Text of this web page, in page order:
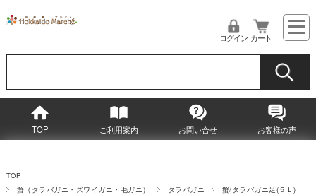
ログイン カート
TOP ご利用案内 お問い合せ お客様の声
TOP
蟹（タラバガニ・ズワイガニ・毛ガニ）
タラバガニ
蟹/タラバガニ足(５Ｌ)